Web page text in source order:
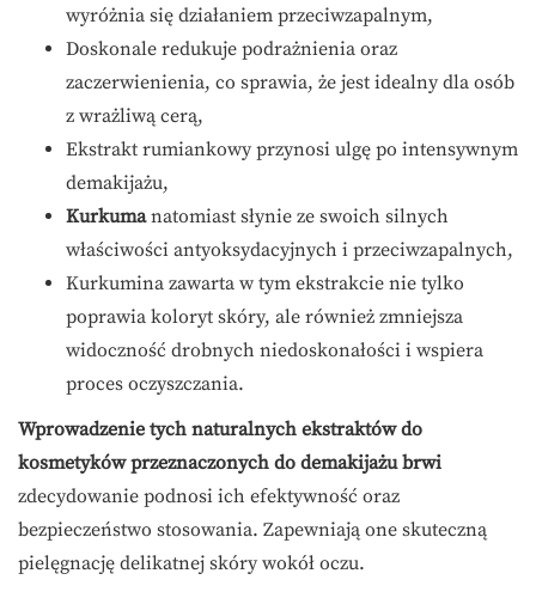
wyróżnia się działaniem przeciwzapalnym,
Doskonale redukuje podrażnienia oraz
zaczerwienienia, co sprawia, że jest idealny dla osób
z wrażliwą cerą,
Ekstrakt rumiankowy przynosi ulgę po intensywnym
demakijażu,
Kurkumanatomiast słynie ze swoich silnych
właściwości antyoksydacyjnych i przeciwzapalnych,
Kurkumina zawarta w tym ekstrakcie nie tylko
poprawia koloryt skóry, ale również zmniejsza
widoczność drobnych niedoskonałości i wspiera
proces oczyszczania.
Wprowadzenie tych naturalnych ekstraktów do
kosmetyków przeznaczonych do demakijażu brwi
zdecydowanie podnosi ich efektywność oraz
bezpieczeństwo stosowania. Zapewniają one skuteczną
pielęgnację delikatnej skóry wokół oczu.